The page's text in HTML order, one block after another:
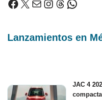
Lanzamientos en
JAC 4